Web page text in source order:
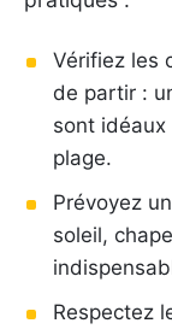
Vérifiez les
de partir :
sont
plage.
Prévoyez
soleil,
Respectez